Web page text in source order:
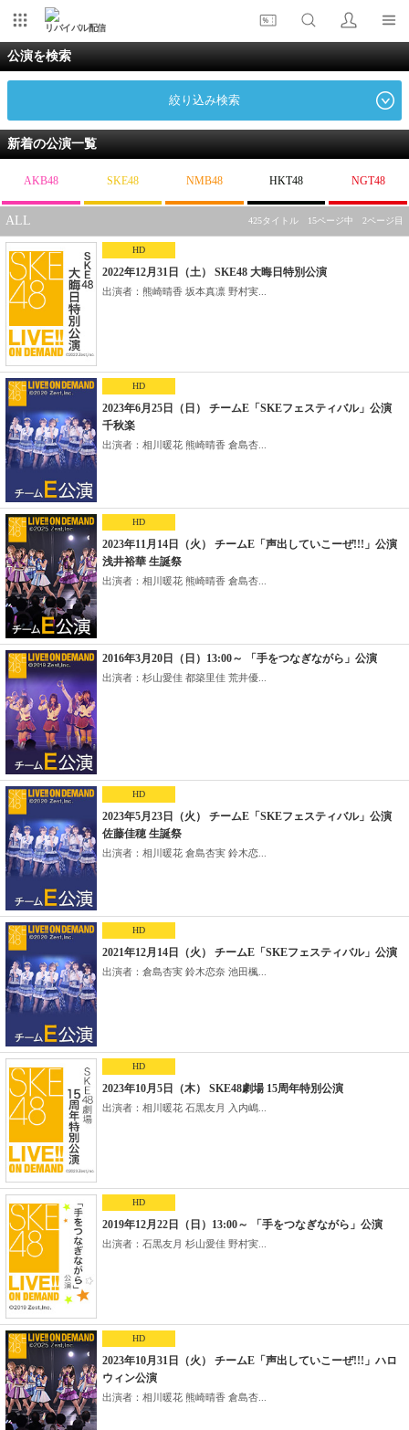
リバイバル配信
公演を検索
絞り込み検索
新着の公演一覧
AKB48 SKE48 NMB48 HKT48 NGT48
ALL 425タイトル 15ページ中 2ページ目
HD
2022年12月31日（土） SKE48 大晦日特別公演
出演者：熊崎晴香 坂本真凛 野村実...
HD
2023年6月25日（日） チームE「SKEフェスティバル」公演
千秋楽
出演者：相川暖花 熊崎晴香 倉島杏...
HD
2023年11月14日（火） チームE「声出していこーぜ!!!」公演
浅井裕華 生誕祭
出演者：相川暖花 熊崎晴香 倉島杏...
2016年3月20日（日）13:00～ 「手をつなぎながら」公演
出演者：杉山愛佳 都築里佳 荒井優...
HD
2023年5月23日（火） チームE「SKEフェスティバル」公演
佐藤佳穂 生誕祭
出演者：相川暖花 倉島杏実 鈴木恋...
HD
2021年12月14日（火） チームE「SKEフェスティバル」公演
出演者：倉島杏実 鈴木恋奈 池田楓...
HD
2023年10月5日（木） SKE48劇場 15周年特別公演
出演者：相川暖花 石黒友月 入内嶋...
HD
2019年12月22日（日）13:00～ 「手をつなぎながら」公演
出演者：石黒友月 杉山愛佳 野村実...
HD
2023年10月31日（火） チームE「声出していこーぜ!!!」ハロ
ウィン公演
出演者：相川暖花 熊崎晴香 倉島杏...